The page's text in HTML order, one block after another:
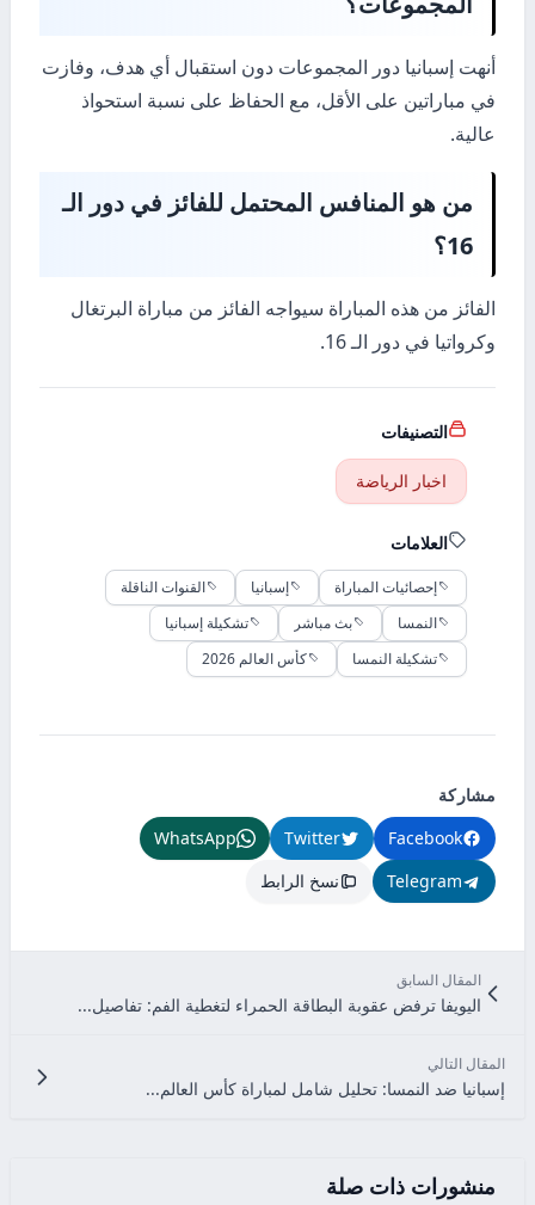
أنهت إسبانيا دور المجموعات دون استقبال أي هدف، وفازت
في مباراتين على الأقل، مع الحفاظ على نسبة استحواذ
عالية.
من هو المنافس المحتمل للفائز في دور الـ
16؟
الفائز من هذه المباراة سيواجه الفائز من مباراة البرتغال
وكرواتيا في دور الـ 16.
التصنيفات
اخبار الرياضة
العلامات
إحصائيات المباراة إسبانيا
القنوات الناقلة
النمسا
بث مباشر
تشكيلة إسبانيا
تشكيلة النمسا
كأس العالم 2026
مشاركة
Facebook
Twitter
WhatsApp
Telegram
نسخ الرابط
المقال السابق
اليويفا ترفض عقوبة البطاقة الحمراء لتغطية الفم: تفاصيل...
المقال التالي
إسبانيا ضد النمسا: تحليل شامل لمباراة كأس العالم...
منشورات ذات صلة